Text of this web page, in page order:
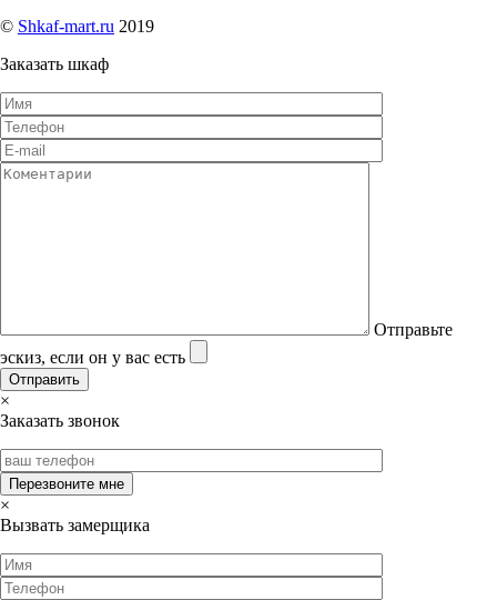
© Shkaf-mart.ru 2019
Заказать шкаф
Отправьте
эскиз, если он у вас есть
×
Заказать звонок
×
Вызвать замерщика